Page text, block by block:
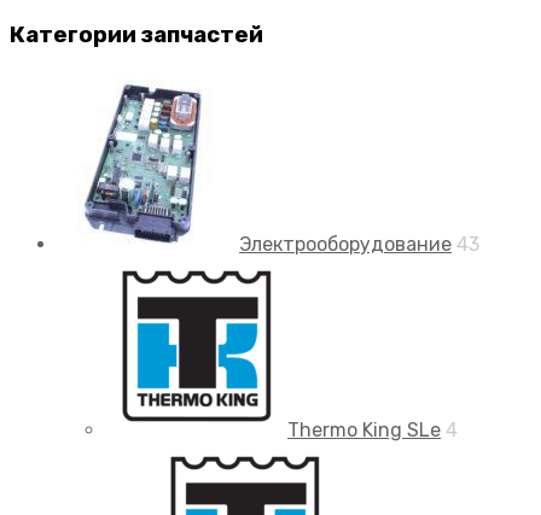
Категории запчастей
Электрооборудование 43
Thermo King SLe 4